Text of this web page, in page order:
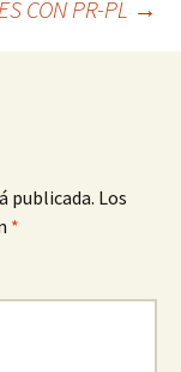
CON PR-PL →
publicada. Los
*